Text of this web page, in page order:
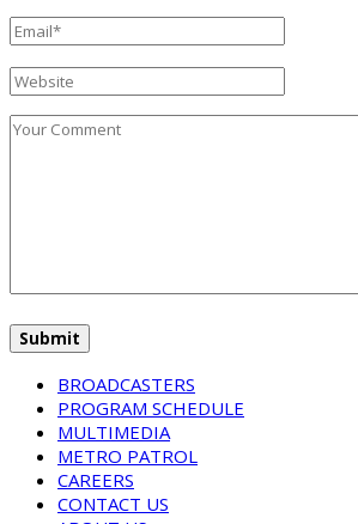
BROADCASTERS
PROGRAM SCHEDULE
MULTIMEDIA
METRO PATROL
CAREERS
CONTACT US